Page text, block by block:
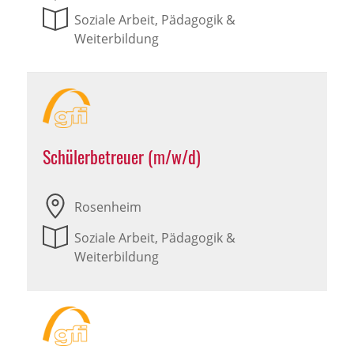
Soziale Arbeit, Pädagogik &
Weiterbildung
Schülerbetreuer (m/w/d)
Rosenheim
Soziale Arbeit, Pädagogik &
Weiterbildung